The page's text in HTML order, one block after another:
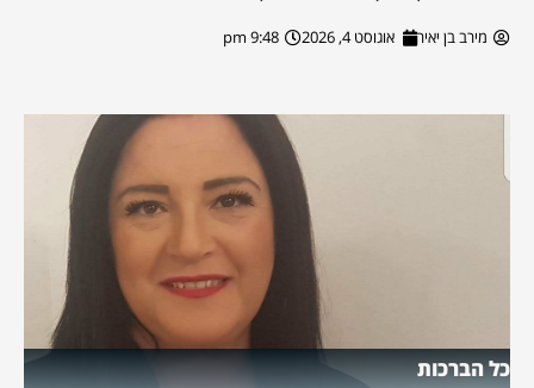
מירב בן יאיר אוגוסט 4, 2026 9:48 pm
כל הברכות